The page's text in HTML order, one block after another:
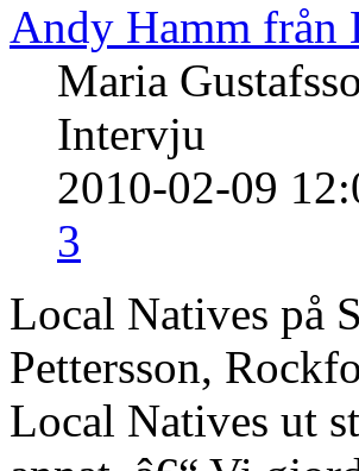
Andy Hamm från
Maria
Intervju
2010-02-09
3
Local Natives på
Pettersson,
Local Natives ut